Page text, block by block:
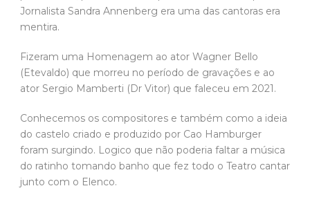
Jornalista Sandra Annenberg era uma das cantoras era
mentira.
Fizeram uma Homenagem ao ator Wagner Bello
(Etevaldo) que morreu no período de gravações e ao
ator Sergio Mamberti (Dr Vitor) que faleceu em 2021.
Conhecemos os compositores e também como a ideia
do castelo criado e produzido por Cao Hamburger
foram surgindo. Logico que não poderia faltar a música
do ratinho tomando banho que fez todo o Teatro cantar
junto com o Elenco.